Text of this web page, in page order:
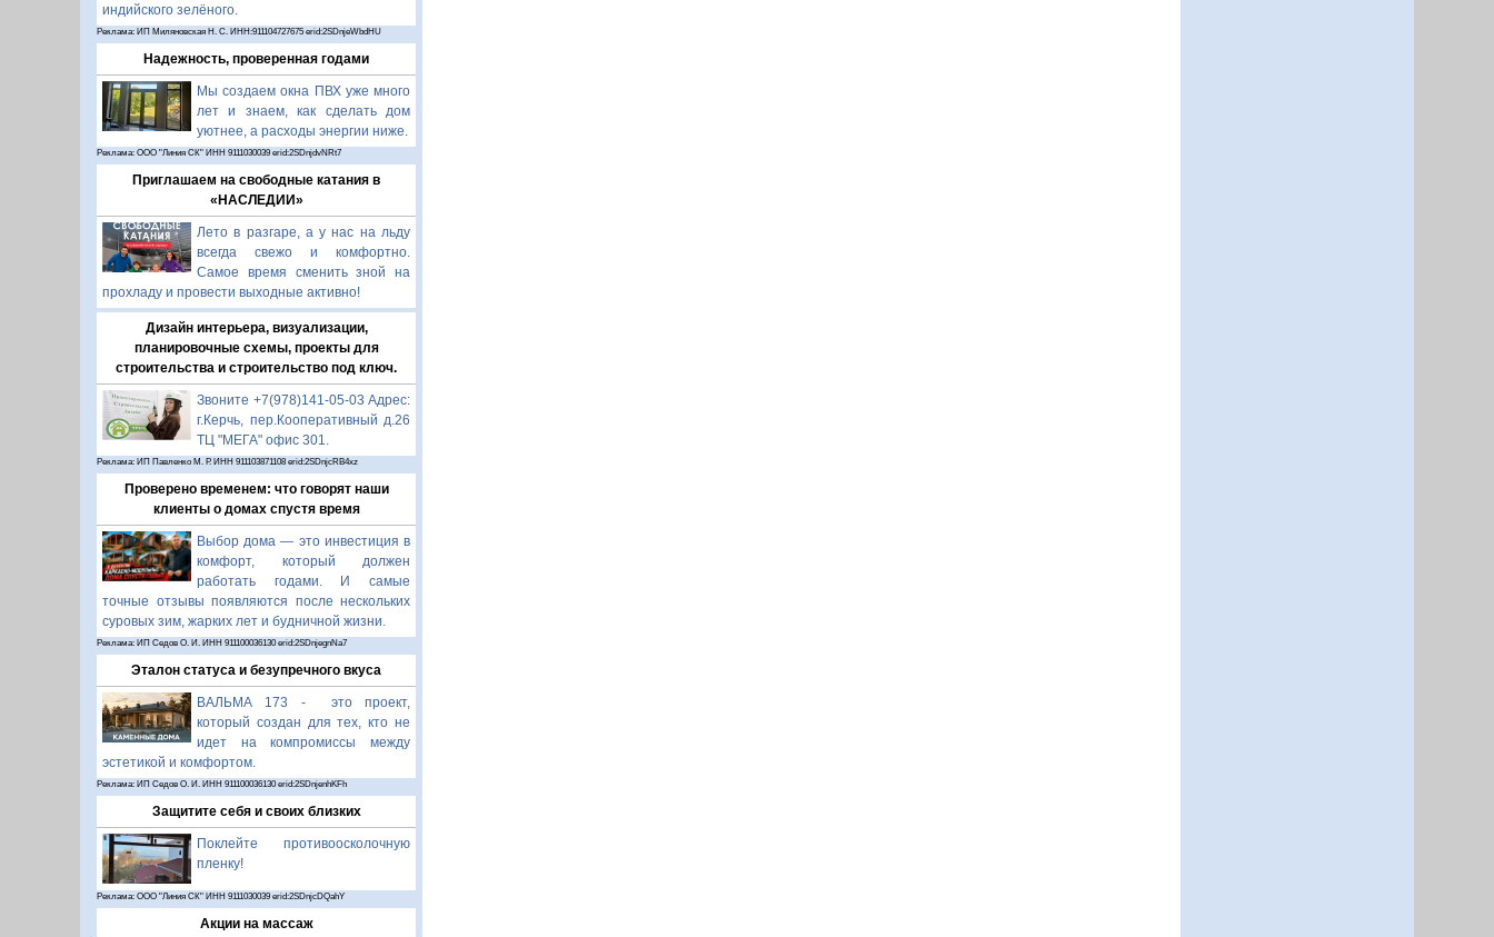
индийского зелёного.
Реклама: ИП Миляновская Н. С. ИНН:911104727675 erid:2SDnjeWbdHU
Надежность, проверенная годами
Мы создаем окна ПВХ уже много
лет и знаем, как сделать дом
уютнее, а расходы энергии ниже.
Реклама: ООО "Линия СК" ИНН 9111030039 erid:2SDnjdvNRt7
Приглашаем на свободные катания в
«НАСЛЕДИИ»
Лето в разгаре, а у нас на льду
всегда свежо и комфортно.
Самое время сменить зной на
прохладу и провести выходные активно!
Дизайн интерьера, визуализации,
планировочные схемы, проекты для
строительства и строительство под ключ.
Звоните +7(978)141-05-03 Адрес:
г.Керчь, пер.Кооперативный д.26
ТЦ "МЕГА" офис 301.
Реклама: ИП Павленко М. Р. ИНН 911103871108 erid:2SDnjcRB4xz
Проверено временем: что говорят наши
клиенты о домах спустя время
Выбор дома — это инвестиция в
комфорт, который должен
работать годами. И самые
точные отзывы появляются после нескольких
суровых зим, жарких лет и будничной жизни.
Реклама: ИП Седов О. И. ИНН 911100036130 erid:2SDnjegnNa7
Эталон статуса и безупречного вкуса
ВАЛЬМА 173 - это проект,
который создан для тех, кто не
идет на компромиссы между
эстетикой и комфортом.
Реклама: ИП Седов О. И. ИНН 911100036130 erid:2SDnjenhKFh
Защитите себя и своих близких
Поклейте противоосколочную
пленку!
Реклама: ООО "Линия СК" ИНН 9111030039 erid:2SDnjcDQahY
Акции на массаж